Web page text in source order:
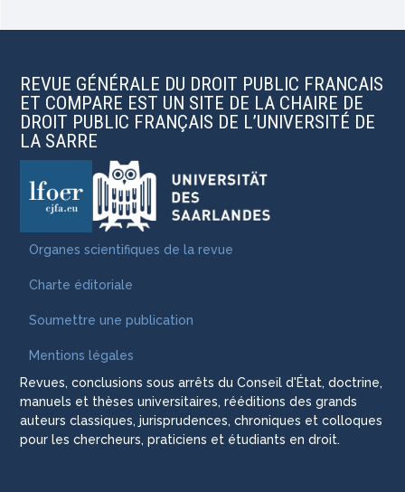
REVUE GÉNÉRALE DU DROIT PUBLIC FRANCAIS
ET COMPARE EST UN SITE DE LA CHAIRE DE
DROIT PUBLIC FRANÇAIS DE L’UNIVERSITÉ DE
LA SARRE
Organes scientifiques de la revue
Charte éditoriale
Soumettre une publication
Mentions légales
Revues, conclusions sous arrêts du Conseil d'État, doctrine,
manuels et thèses universitaires, rééditions des grands
auteurs classiques, jurisprudences, chroniques et colloques
pour les chercheurs, praticiens et étudiants en droit.